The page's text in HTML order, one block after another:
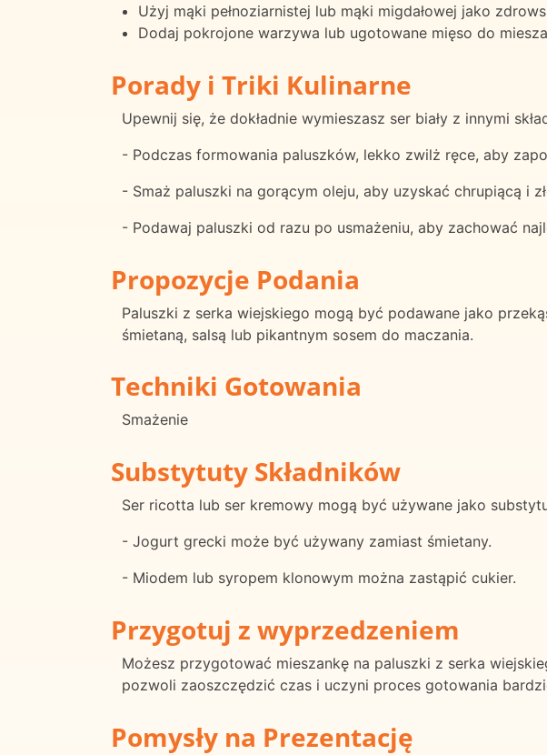
Użyj mąki pełnoziarnistej lub mąki migdałowej jako
Dodaj pokrojone warzywa lub ugotowane mięso do
Porady i Triki Kulinarne
Upewnij się, że dokładnie wymieszasz ser biały z innymi
- Podczas formowania paluszków, lekko zwilż ręce, aby
- Smaż paluszki na gorącym oleju, aby uzyskać chrupiącą i
- Podawaj paluszki od razu po usmażeniu, aby zachować
Propozycje Podania
Paluszki z serka wiejskiego mogą być podawane jako
śmietaną, salsą lub pikantnym sosem do maczania.
Techniki Gotowania
Smażenie
Substytuty Składników
Ser ricotta lub ser kremowy mogą być używane jako
- Jogurt grecki może być używany zamiast śmietany.
- Miodem lub syropem klonowym można zastąpić cukier.
Przygotuj z wyprzedzeniem
Możesz przygotować mieszankę na paluszki z serka
pozwoli zaoszczędzić czas i uczyni proces gotowania
Pomysły na Prezentację